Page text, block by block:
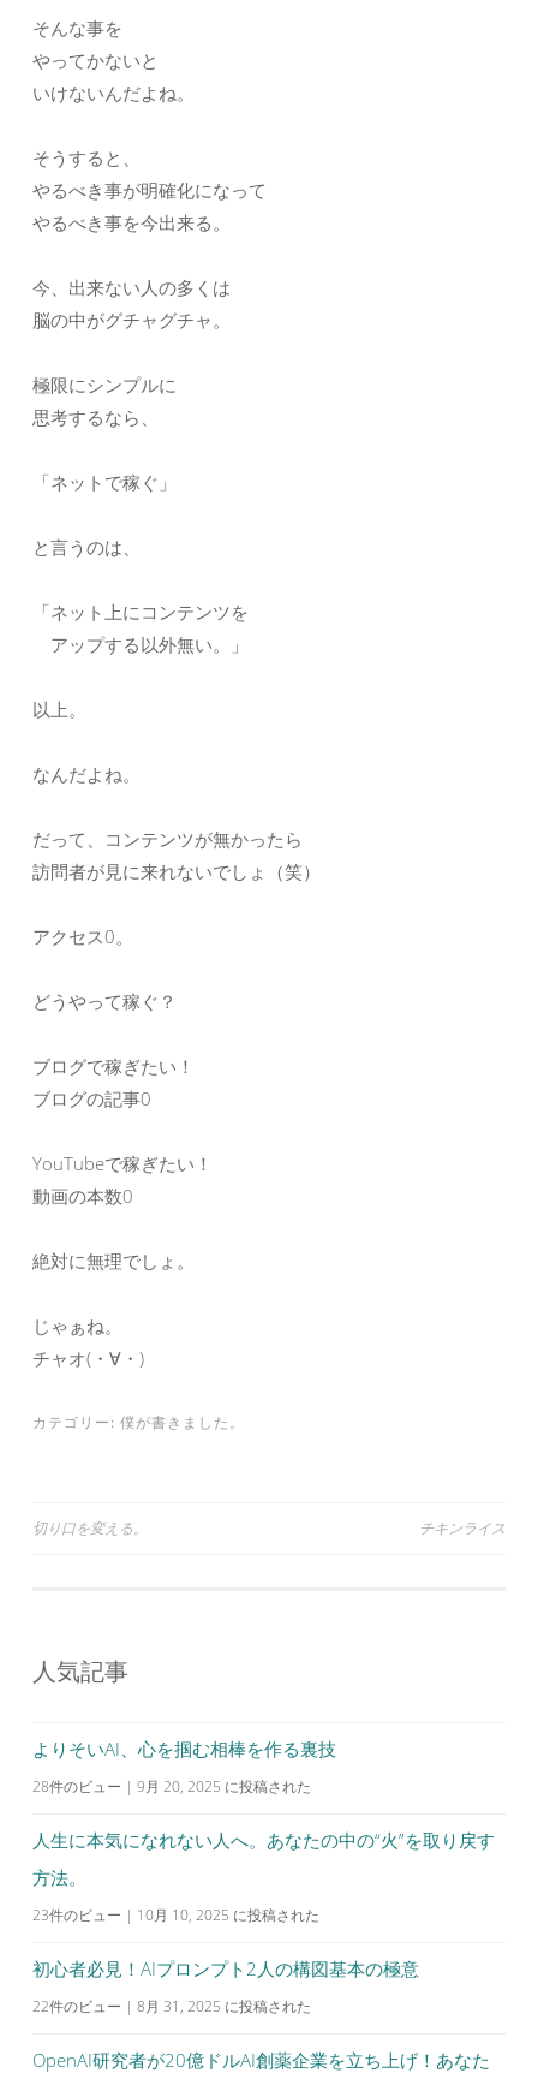
そんな事を
やってかないと
いけないんだよね。
そうすると、
やるべき事が明確化になって
やるべき事を今出来る。
今、出来ない人の多くは
脳の中がグチャグチャ。
極限にシンプルに
思考するなら、
「ネットで稼ぐ」
と言うのは、
「ネット上にコンテンツを
アップする以外無い。」
以上。
なんだよね。
だって、コンテンツが無かったら
訪問者が見に来れないでしょ（笑）
アクセス0。
どうやって稼ぐ？
ブログで稼ぎたい！
ブログの記事0
YouTubeで稼ぎたい！
動画の本数0
絶対に無理でしょ。
じゃぁね。
チャオ(・∀・)
カテゴリー: 僕が書きました。
投
ゲ
シ
ョ
切り口を変える。 チキンライス
人気記事
よりそいAI、心を掴む相棒を作る裏技
28件のビュー | 9月 20, 2025 に投稿された
人生に本気になれない人へ。あなたの中の“火”を取り戻す
方法。
23件のビュー | 10月 10, 2025 に投稿された
初心者必見！AIプロンプト2人の構図基本の極意
22件のビュー | 8月 31, 2025 に投稿された
OpenAI研究者が20億ドルAI創薬企業を立ち上げ！あなた